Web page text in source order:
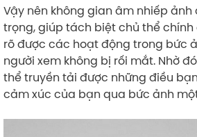
Vậy nên không gian âm nhiếp
trọng, giúp tách biệt chủ thể
rõ được các hoạt động trong bức
người xem không bị rối mắt. Nhờ
thể truyền tải được những điều
cảm xúc của bạn qua bức ảnh